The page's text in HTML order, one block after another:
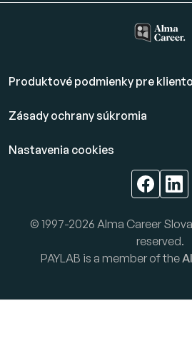
Produktové podmienky pre
Zásady ochrany súkromia
Nastavenia cookies
© 1997-2026 Alma Career
reserved.
PAYLAB is a member of the